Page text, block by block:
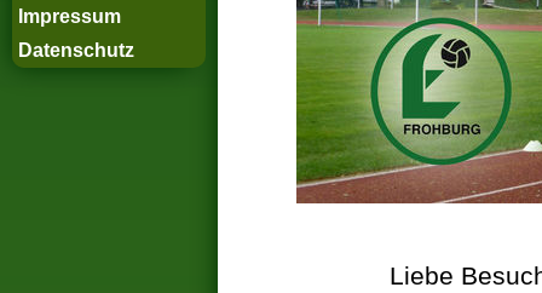
Impressum
Datenschutz
Liebe